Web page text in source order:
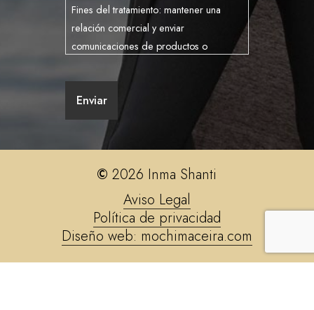
Fines del tratamiento: mantener una
relación comercial y enviar
comunicaciones de productos o
Derechos que le asisten: acceso,
rectificación, portabilidad, supresión,
limitación y oposición.
Más información del tratamiento en la
Enviar
©2026 Inma Shanti
Aviso Legal
Política de privacidad
Diseño web: mochimaceira.com